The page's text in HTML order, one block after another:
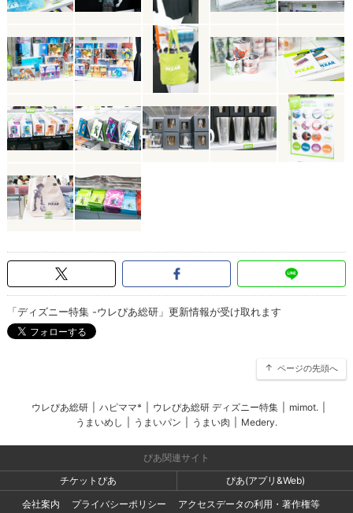
「ディズニー特集 -ウレぴあ総研」更新情報が受け取れます
ページの先頭へ
ウレぴあ総研 ハピママ* ウレぴあ総研 ディズニー特集 mimot.
うまいめし
うまいパン うまい肉 Medery.
ぴあ関連サイト
チケットぴあ
ぴあ(アプリ&Web)
会社案内
プライバシーポリシー アクセスデータの利用・著作権等